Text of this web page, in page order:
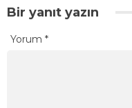
Bir yanıt yazın
Yorum *